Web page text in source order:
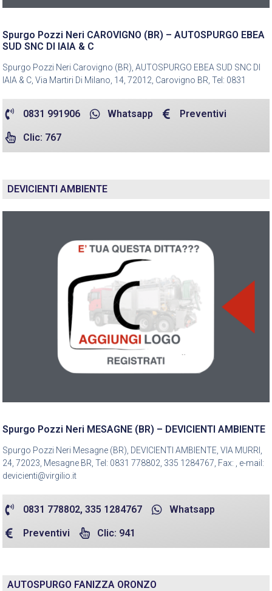
Spurgo Pozzi Neri CAROVIGNO (BR) – AUTOSPURGO EBEA
SUD SNC DI IAIA & C
Spurgo Pozzi Neri Carovigno (BR), AUTOSPURGO EBEA SUD SNC DI
IAIA & C, Via Martiri Di Milano, 14, 72012, Carovigno BR, Tel: 0831
0831 991906 Whatsapp Preventivi
Clic: 767
DEVICIENTI AMBIENTE
Spurgo Pozzi Neri MESAGNE (BR) – DEVICIENTI AMBIENTE
Spurgo Pozzi Neri Mesagne (BR), DEVICIENTI AMBIENTE, VIA MURRI,
24, 72023, Mesagne BR, Tel: 0831 778802, 335 1284767, Fax: , e-mail:
devicienti@virgilio.it
0831 778802, 335 1284767 Whatsapp
Preventivi Clic: 941
AUTOSPURGO FANIZZA ORONZO